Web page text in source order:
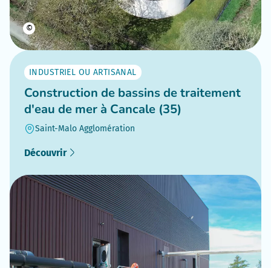
©
INDUSTRIEL OU ARTISANAL
Construction de bassins de traitement
d'eau de mer à Cancale (35)
Saint-Malo Agglomération
Découvrir